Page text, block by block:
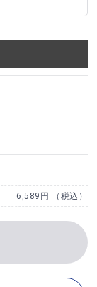
6,589円 （税込）